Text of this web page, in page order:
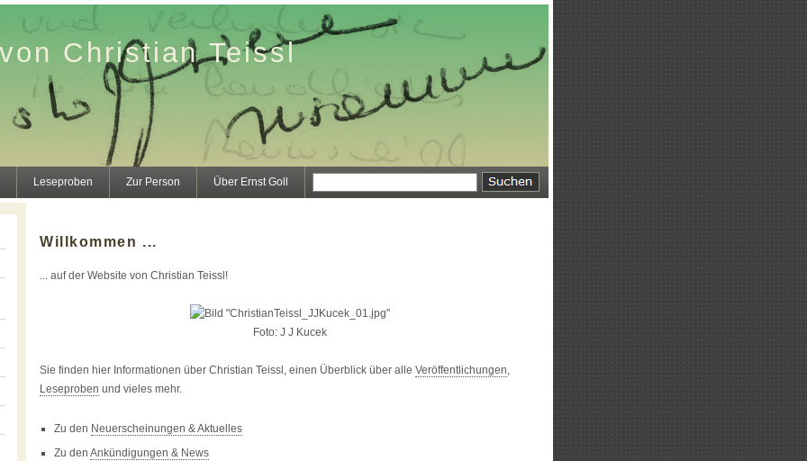
Christian Teissl
Leseproben Zur Person Über Ernst Goll
Willkommen ...
... auf der Website von Christian Teissl!
Foto: J J Kucek
Sie finden hier Informationen über Christian Teissl, einen Überblick über alle Veröffentlichungen,
Leseproben und vieles mehr.
Zu den Neuerscheinungen & Aktuelles
Zu den Ankündigungen & News